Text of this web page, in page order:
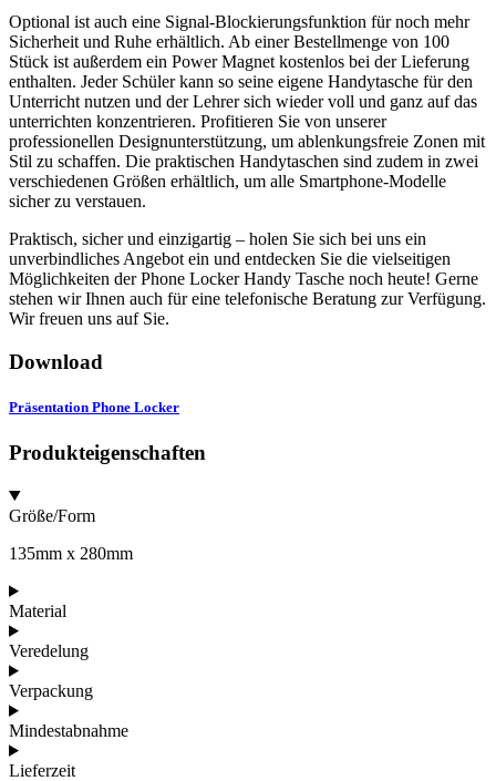
Optional ist auch eine Signal-Blockierungsfunktion für noch mehr
Sicherheit und Ruhe erhältlich. Ab einer Bestellmenge von 100
Stück ist außerdem ein Power Magnet kostenlos bei der Lieferung
enthalten. Jeder Schüler kann so seine eigene Handytasche für den
Unterricht nutzen und der Lehrer sich wieder voll und ganz auf das
unterrichten konzentrieren. Profitieren Sie von unserer
professionellen Designunterstützung, um ablenkungsfreie Zonen mit
Stil zu schaffen. Die praktischen Handytaschen sind zudem in zwei
verschiedenen Größen erhältlich, um alle Smartphone-Modelle
sicher zu verstauen.
Praktisch, sicher und einzigartig – holen Sie sich bei uns ein
unverbindliches Angebot ein und entdecken Sie die vielseitigen
Möglichkeiten der Phone Locker Handy Tasche noch heute! Gerne
stehen wir Ihnen auch für eine telefonische Beratung zur Verfügung.
Wir freuen uns auf Sie.
Download
Präsentation Phone Locker
Produkteigenschaften
Größe/Form
135mm x 280mm
Material
Veredelung
Verpackung
Mindestabnahme
Lieferzeit